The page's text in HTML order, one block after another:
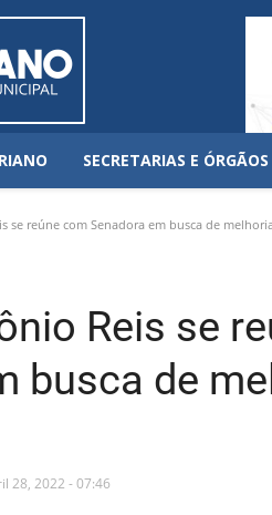
SECRETARIAS E ÓRGÃOS
se reúne com Senadora em busca de
Reis se
busca de
28, 2022 - 07:46